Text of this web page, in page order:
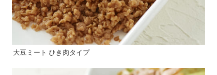
大豆ミート ひき肉タイプ